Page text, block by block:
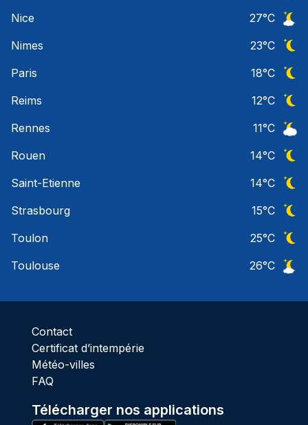
Nice
27°C
Nimes
23°C
Paris
18°C
Reims
12°C
Rennes
11°C
Rouen
14°C
Saint-Etienne
14°C
Strasbourg
15°C
Toulon
25°C
Toulouse
26°C
Contact
Certificat d’intempérie
Météo-villes
FAQ
Télécharger nos applications